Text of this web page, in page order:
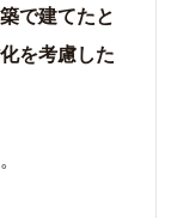
で建てたと
を考慮した